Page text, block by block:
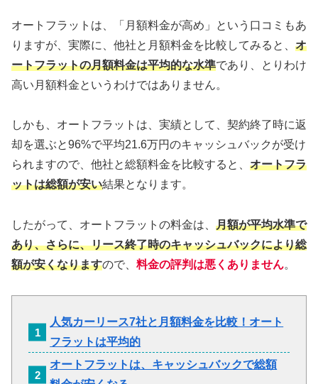
オートフラットは、「月額料金が高め」という口コミもあ
りますが、実際に、他社と月額料金を比較してみると、 オ
ートフラットの月額料金は平均的な水準であり、とりわけ
高い月額料金というわけではありません。
しかも、オートフラットは、実績として、契約終了時に返
却を選ぶと96%で平均21.6万円のキャッシュバックが受け
られますので、他社と総額料金を比較すると、 オートフラ
ットは総額が安い結果となります。
したがって、オートフラットの料金は、 月額が平均水準で
あり、さらに、リース終了時のキャッシュバックにより総
額が安くなりますので、 料金の評判は悪くありません。
人気カーリース7社と月額料金を比較！オート
フラットは平均的
オートフラットは、キャッシュバックで総額